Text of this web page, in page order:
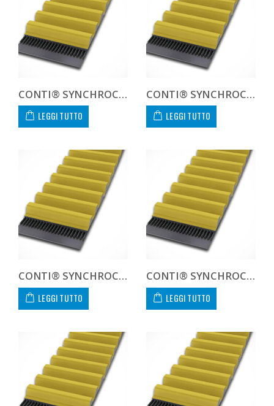
CONTI® SYNCHROCHAIN CARBON CTD 14M 1190 20 C
LEGGI TUTTO
CONTI® SYNCHROCHAIN CARBON CTD 14M 1190 37 C
LEGGI TUTTO
CONTI® SYNCHROCHAIN CARBON CTD 14M 1190 68 C
LEGGI TUTTO
CONTI® SYNCHROCHAIN CARBON CTD 14M 1190 90 C
LEGGI TUTTO